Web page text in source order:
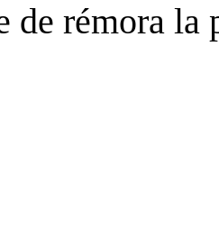
de rémora la